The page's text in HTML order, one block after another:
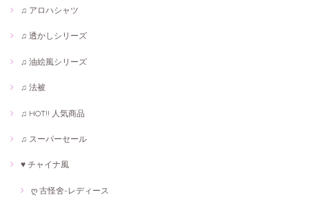
♫ アロハシャツ
♫ 透かしシリーズ
♫ 油絵風シリーズ
♫ 法被
♫ HOT!! 人気商品
♫ スーパーセール
♥ チャイナ風
ღ 古怪舍-レディース